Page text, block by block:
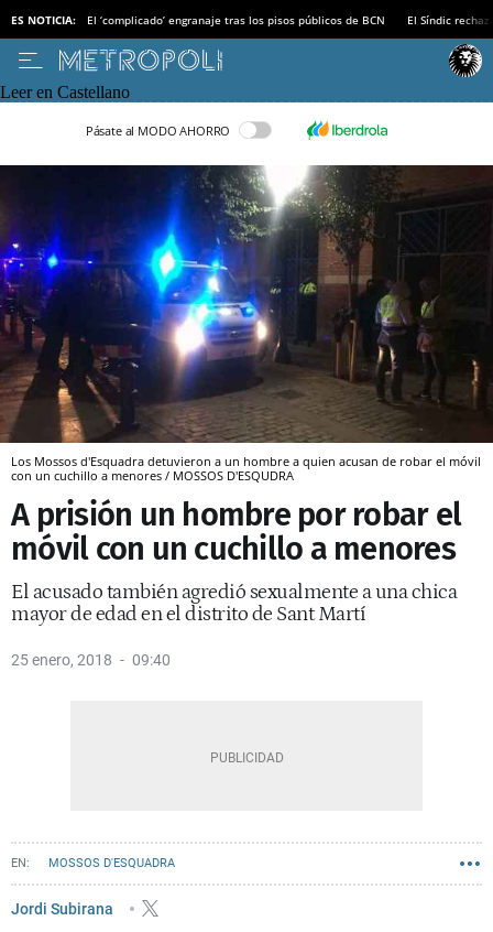
ES NOTICIA: El ‘complicado’ engranaje tras los pisos públicos de BCN El Síndic
Leer en Castellano
Pásate al MODO AHORRO
Los Mossos d'Esquadra detuvieron a un hombre a quien acusan de robar el móvil
con un cuchillo a menores / MOSSOS D'ESQUDRA
A prisión un hombre por robar el
móvil con un cuchillo a menores
El acusado también agredió sexualmente a una chica
mayor de edad en el distrito de Sant Martí
25 enero, 2018 09:40
MOSSOS D'ESQUADRA
Jordi Subirana